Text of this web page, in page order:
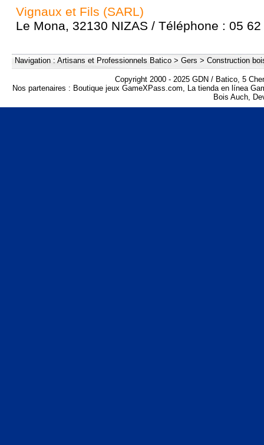
Vignaux et Fils (SARL)
Le Mona, 32130 NIZAS / Téléphone : 05
Navigation : Artisans et Professionnels Batico > Gers > Construction
Copyright 2000 - 2025 GDN / Batico, 5
Nos partenaires : Boutique jeux GameXPass.com, La tienda en línea
Bois Auch,